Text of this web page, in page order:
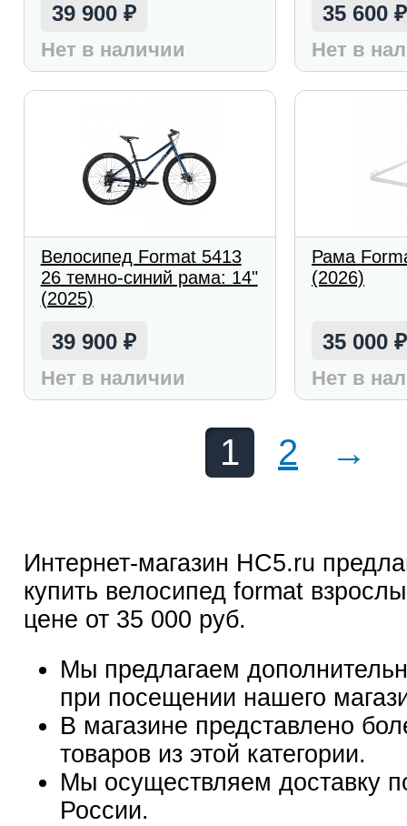
39 900 ₽
Нет в наличии
35 600₽
Нет в
Велосипед Format 5413
26 темно-синий рама: 14"
(2025)
39 900 ₽
Нет в наличии
Рама
(2026)
35 000₽
Нет в
1 2 →
Интернет-магазин HC5.ru
купить велосипед format
цене от 35 000 руб.
Мы предлагаем
при посещении нашего
В магазине представлено
товаров из этой категории.
Мы осуществляем доставку
России.